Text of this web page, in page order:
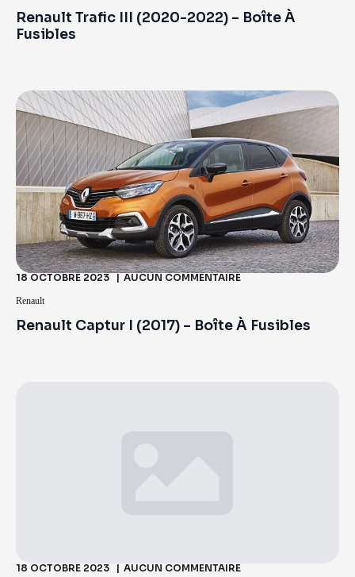
Renault Trafic III (2020-2022) – Boîte À
Fusibles
Renault Captur I (2017) – Boîte À Fusibles
18 OCTOBRE 2023 AUCUN COMMENTAIRE
Renault
18 OCTOBRE 2023 AUCUN COMMENTAIRE